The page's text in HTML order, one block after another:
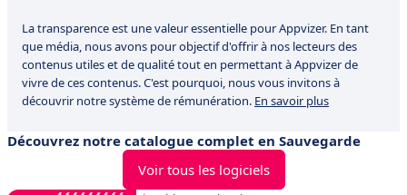
La transparence est une valeur essentielle pour Appvizer. En tant
que média, nous avons pour objectif d'offrir à nos lecteurs des
contenus utiles et de qualité tout en permettant à Appvizer de
vivre de ces contenus. C'est pourquoi, nous vous invitons à
découvrir notre système de rémunération. En savoir plus
Découvrez notre catalogue complet en Sauvegarde
Voir tous les logiciels